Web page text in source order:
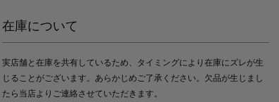
在庫について
実店舗と在庫を共有しているため、タイミングにより在庫にズレが生
じることがございます。あらかじめご了承ください。欠品が生じまし
たら当店よりご連絡させていただきます。